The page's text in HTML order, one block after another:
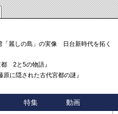
「麗しの島」の実像 日台新時代を拓く「3
2と5の物語』
に隠された古代宮都の謎』
特集 動画